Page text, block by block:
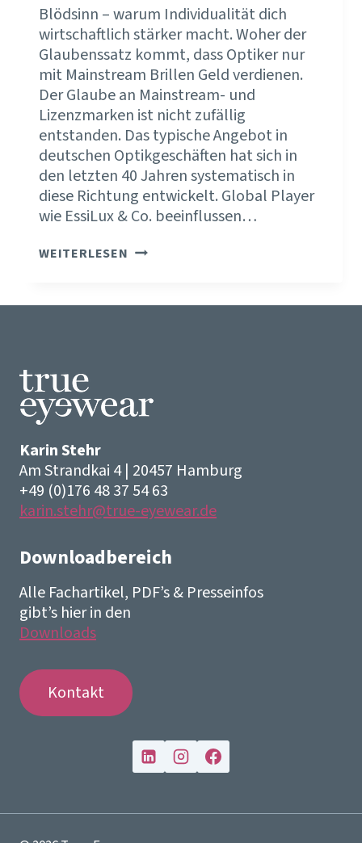
Blödsinn – warum Individualität dich
wirtschaftlich stärker macht. Woher der
Glaubenssatz kommt, dass Optiker nur
mit Mainstream Brillen Geld verdienen.
Der Glaube an Mainstream- und
Lizenzmarken ist nicht zufällig
entstanden. Das typische Angebot in
deutschen Optikgeschäften hat sich in
den letzten 40 Jahren systematisch in
diese Richtung entwickelt. Global Player
wie EssiLux & Co. beeinflussen…
WEITERLESEN ALS
Karin Stehr
Am Strandkai 4 | 20457 Hamburg
+49 (0)176 48 37 54 63
karin.stehr@true-eyewear.de
Downloadbereich
Alle Fachartikel, PDF’s & Presseinfos
gibt’s hier in den
Downloads
Kontakt